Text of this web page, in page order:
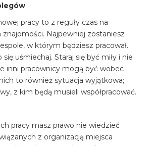
pracy to z reguły czas na
znajomości. Najpewniej zostaniesz
w którym będziesz pracował.
uśmiechaj. Staraj się być miły i nie
inni pracownicy mogą być wobec
to również sytuacja wyjątkowa;
z kim będą musieli współpracować.
pracy masz prawo nie wiedzieć
z organizacją miejsca